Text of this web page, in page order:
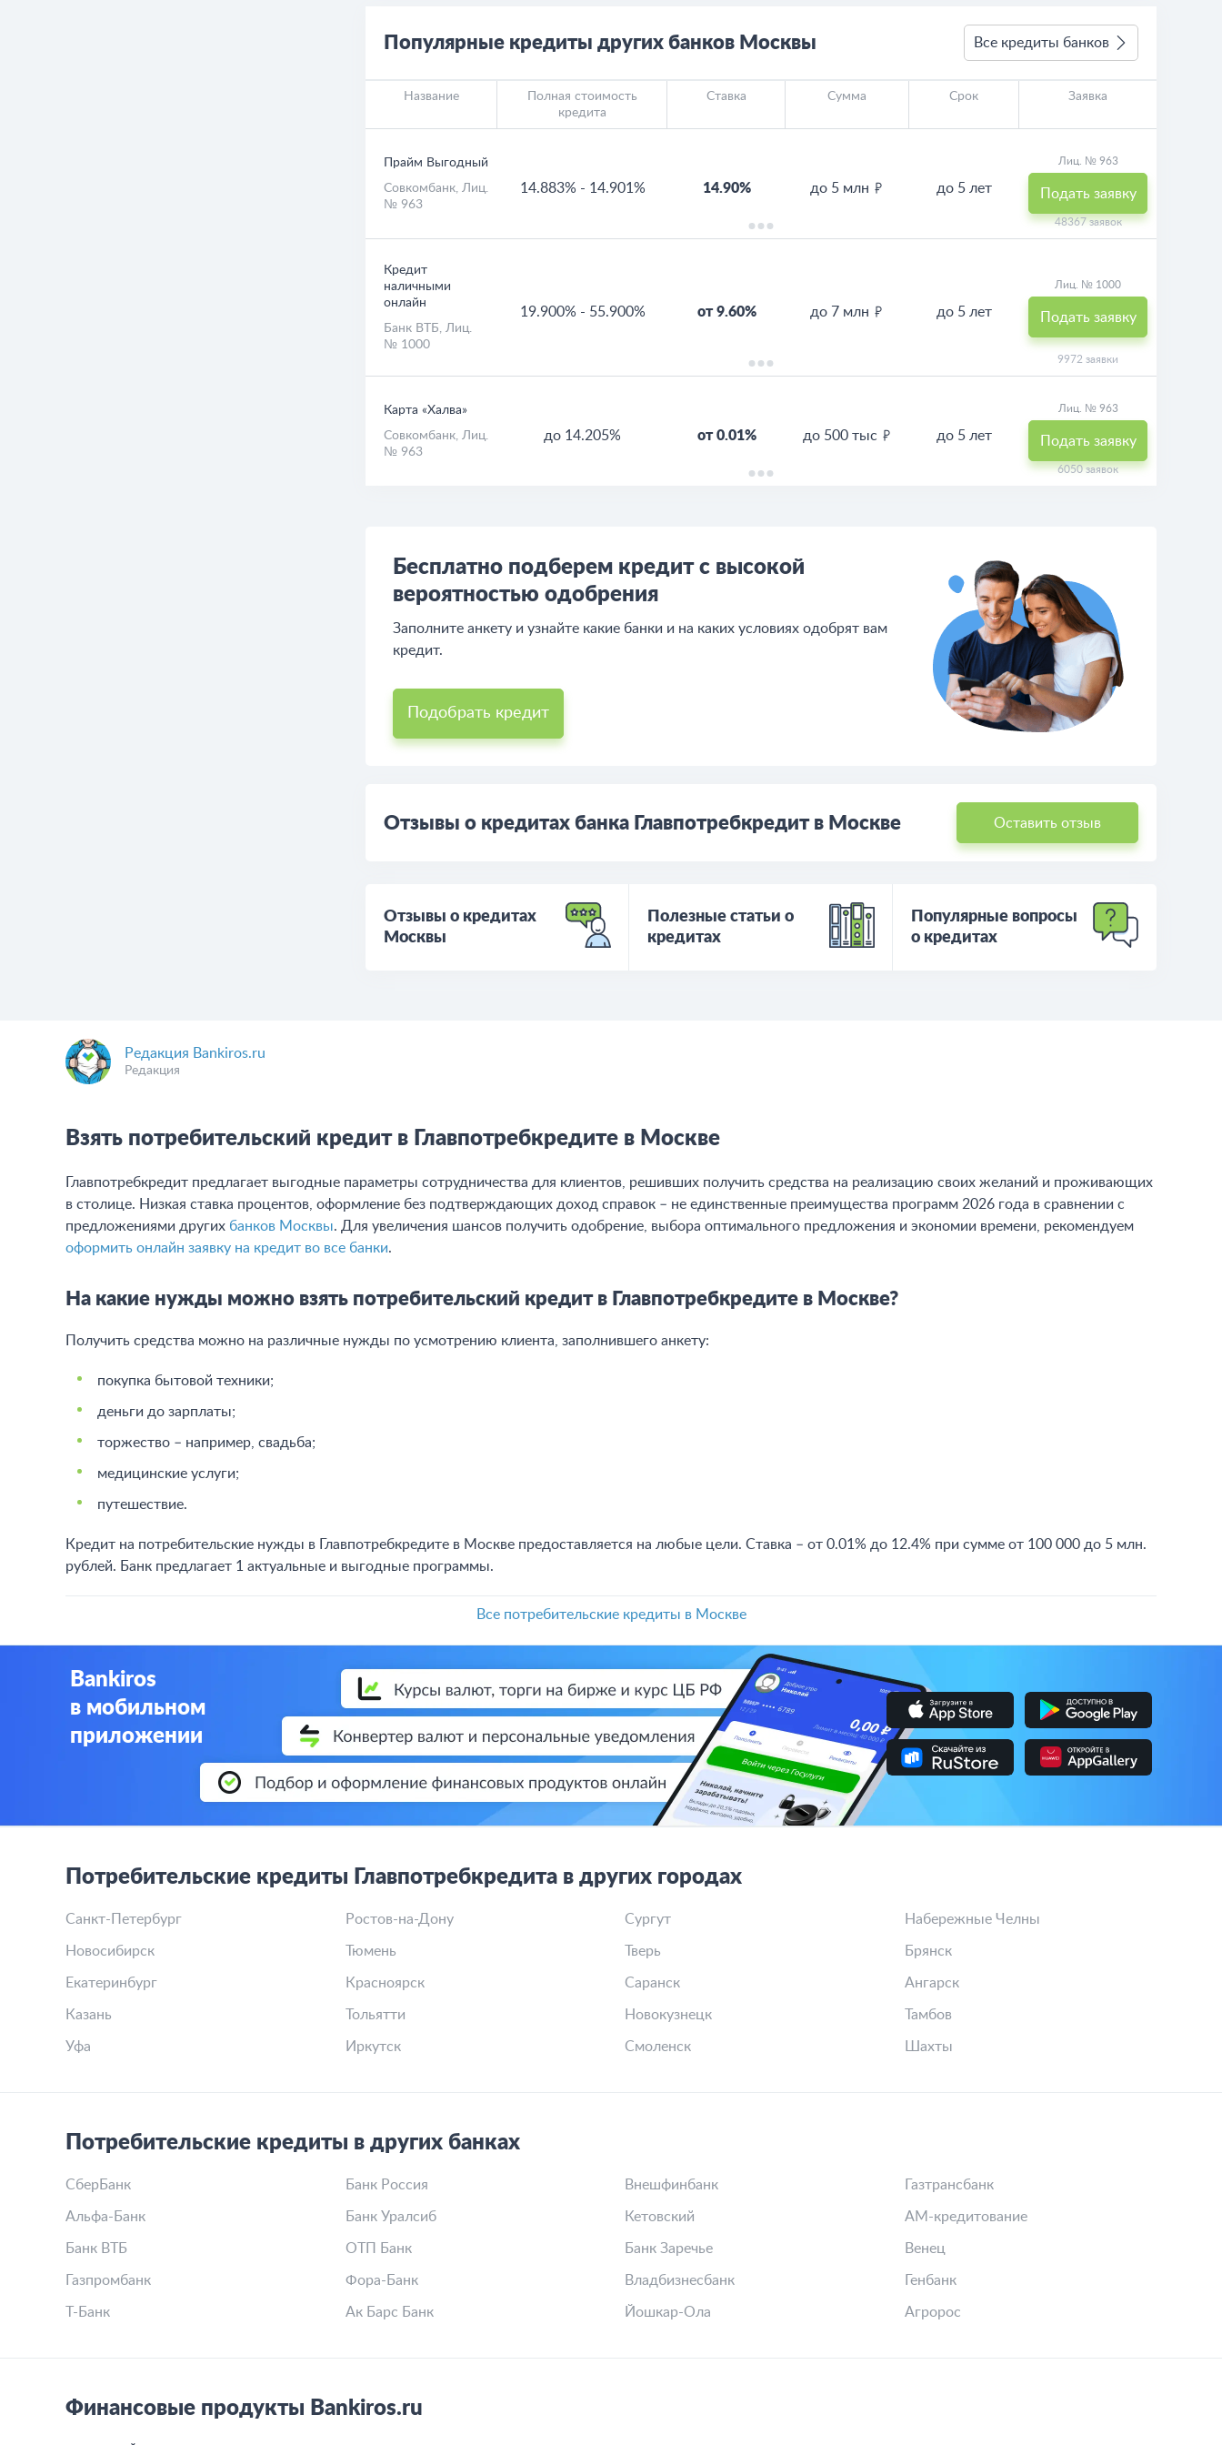
Популярные кредиты других банков Москвы Все кредиты банков
Название
Полная стоимость
кредита
Ставка Сумма Срок Заявка
Прайм Выгодный
Совкомбанк, Лиц.
№ 963
14.883% - 14.901% 14.90% до 5 млн до 5 лет
Лиц. № 963
Подать заявку
48367 заявок
Кредит
наличными
онлайн
Банк ВТБ, Лиц.
№ 1000
19.900% - 55.900% от 9.60% до 7 млн до 5 лет
Лиц. № 1000
Подать заявку
9972 заявки
Карта «Халва»
Совкомбанк, Лиц.
№ 963
до 14.205% от 0.01% до 500 тыс до 5 лет
Лиц. № 963
Подать заявку
6050 заявок
Бесплатно подберем кредит с высокой
вероятностью одобрения
Заполните анкету и узнайте какие банки и на каких условиях одобрят вам
кредит.
Подобрать кредит
Отзывы о кредитах банка Главпотребкредит в Москве Оставить отзыв
Отзывы о кредитах
Москвы
Полезные статьи о
кредитах
Популярные вопросы
о кредитах
Редакция Bankiros.ru
Редакция
Взять потребительский кредит в Главпотребкредите в Москве
Главпотребкредит предлагает выгодные параметры сотрудничества для клиентов, решивших получить средства на реализацию своих желаний и проживающих
в столице. Низкая ставка процентов, оформление без подтверждающих доход справок – не единственные преимущества программ 2026 года в сравнении с
предложениями других банков Москвы. Для увеличения шансов получить одобрение, выбора оптимального предложения и экономии времени, рекомендуем
оформить онлайн заявку на кредит во все банки.
На какие нужды можно взять потребительский кредит в Главпотребкредите в Москве?
Получить средства можно на различные нужды по усмотрению клиента, заполнившего анкету:
покупка бытовой техники;
деньги до зарплаты;
торжество – например, свадьба;
медицинские услуги;
путешествие.
Кредит на потребительские нужды в Главпотребкредите в Москве предоставляется на любые цели. Ставка – от 0.01% до 12.4% при сумме от 100 000 до 5 млн.
рублей. Банк предлагает 1 актуальные и выгодные программы.
Все потребительские кредиты в Москве
Bankiros
в мобильном
приложении
Потребительские кредиты Главпотребкредита в других городах
Санкт-Петербург
Новосибирск
Екатеринбург
Казань
Уфа
Ростов-на-Дону
Тюмень
Красноярск
Тольятти
Иркутск
Сургут
Тверь
Саранск
Новокузнецк
Смоленск
Набережные Челны
Брянск
Ангарск
Тамбов
Шахты
Потребительские кредиты в других банках
СберБанк
Альфа-Банк
Банк ВТБ
Газпромбанк
Т-Банк
Банк Россия
Банк Уралсиб
ОТП Банк
Фора-Банк
Ак Барс Банк
Внешфинбанк
Кетовский
Банк Заречье
Владбизнесбанк
Йошкар-Ола
Газтрансбанк
АМ-кредитование
Венец
Генбанк
Агророс
Финансовые продукты Bankiros.ru